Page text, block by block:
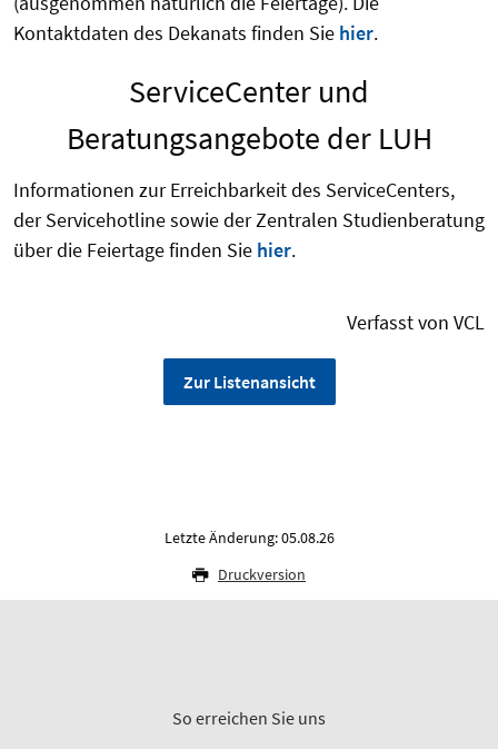
Kontaktdaten des Dekanats finden Sie hier.
ServiceCenter und
Beratungsangebote der LUH
Informationen zur Erreichbarkeit des ServiceCenters,
der Servicehotline sowie der Zentralen Studienberatung
über die Feiertage finden Sie hier.
Verfasst von VCL
Zur Listenansicht
Letzte Änderung: 05.08.26
Druckversion
So erreichen Sie uns